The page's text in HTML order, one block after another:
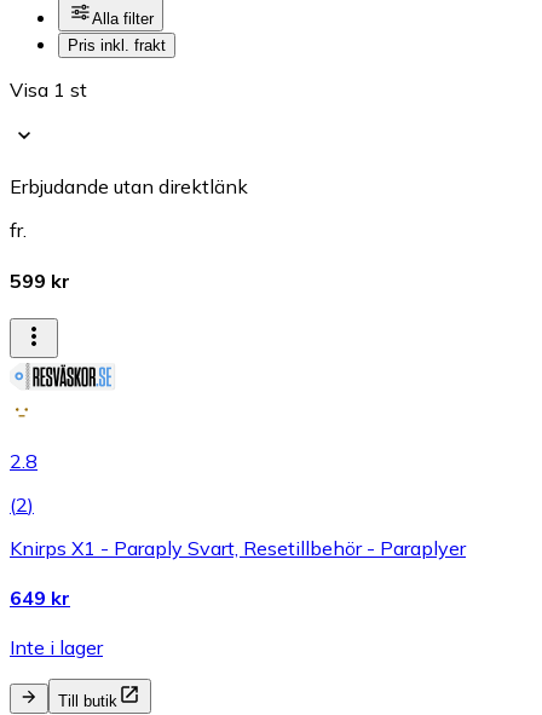
Alla filter
Pris inkl. frakt
Visa 1 st
Erbjudande utan direktlänk
fr.
599 kr
2.8
(2)
Knirps X1 - Paraply Svart, Resetillbehör - Paraplyer
649 kr
Inte i lager
Till butik